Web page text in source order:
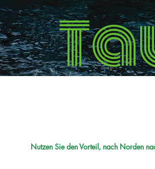
Nutzen Sie den Vorteil, nach Norden